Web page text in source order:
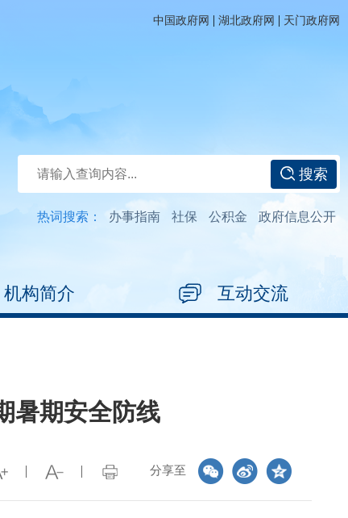
中国政府网 | 湖北政府网 | 天门政府网
搜索
热词搜索： 办事指南 社保 公积金 政府信息公开
机构简介 互动交流
暑期安全防线
分享至